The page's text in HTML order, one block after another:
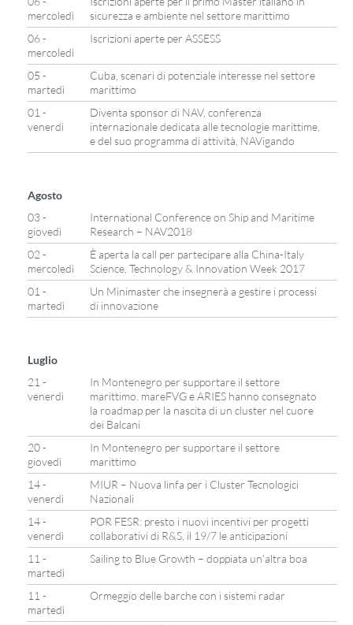
mercoledì
sicurezza e ambiente nel settore marittimo
06 -
mercoledì
Iscrizioni aperte per ASSESS
05 -
martedì
Cuba, scenari di potenziale interesse nel settore
marittimo
01 -
venerdì
Diventa sponsor di NAV, conferenza
internazionale dedicata alle tecnologie marittime,
e del suo programma di attività, NAVigando
Agosto
03 -
giovedì
International Conference on Ship and Maritime
Research – NAV2018
02 -
mercoledì
È aperta la call per partecipare alla China-Italy
Science, Technology & Innovation Week 2017
01 -
martedì
Un Minimaster che insegnerà a gestire i processi
di innovazione
Luglio
21 -
venerdì
In Montenegro per supportare il settore
marittimo. mareFVG e ARIES hanno consegnato
la roadmap per la nascita di un cluster nel cuore
dei Balcani
20 -
giovedì
In Montenegro per supportare il settore
marittimo
14 -
venerdì
MIUR – Nuova linfa per i Cluster Tecnologici
Nazionali
14 -
venerdì
POR FESR: presto i nuovi incentivi per progetti
collaborativi di R&S, il 19/7 le anticipazioni
11 -
martedì
Sailing to Blue Growth – doppiata un’altra boa
11 -
martedì
Ormeggio delle barche con i sistemi radar